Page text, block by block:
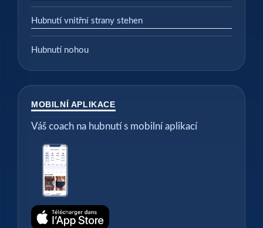
Hubnutí vnitřní strany stehen
Hubnutí nohou
MOBILNÍ APLIKACE
Váš coach na hubnutí s mobilní aplikací